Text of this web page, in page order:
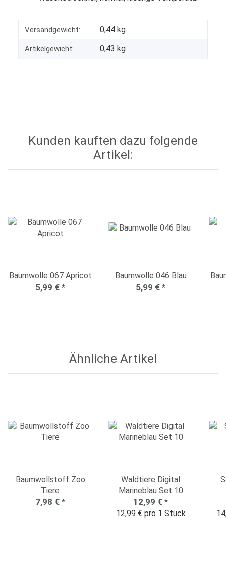
Versandgewicht: 0,44 kg
Artikelgewicht: 0,43 kg
Kunden kauften dazu folgende
Artikel:
Baumwolle 067 Apricot
5,99 € *
Baumwolle 046 Blau
5,99 € *
Ähnliche Artikel
Baumwollstoff Zoo
Tiere
7,98 € *
Waldtiere Digital
Marineblau Set 10
12,99 € *
12,99 € pro 1 Stück